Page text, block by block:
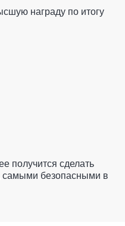
награду по итогу
получится сделать
самыми безопасными в